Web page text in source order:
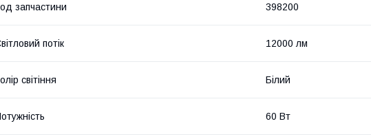
запчастини 398200
потік 12000 лм
світіння Білий
60 Вт